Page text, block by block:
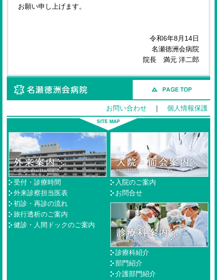
お願い申し上げます。
令和6年8月14日
名瀬徳洲会病院
院長 満元 洋二郎
お問い合わせ ｜個人情報保護
受付・診療時間
外来診察担当医表
初診・再診の流れ
旅行透析のご案内
健診・人間ドックのご案内
入院のご案内
お問合せ
診療科紹介
部門紹介
介護部門紹介